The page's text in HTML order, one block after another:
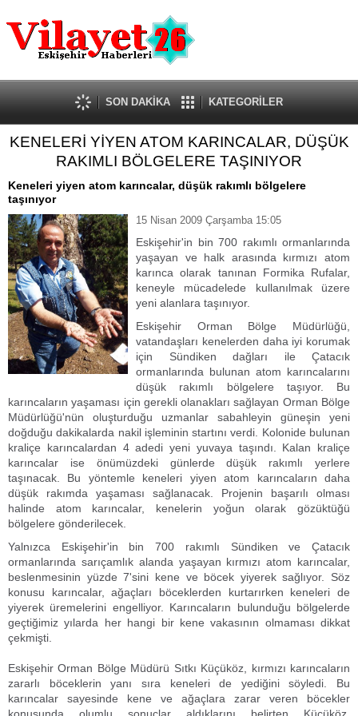
Güncel
Ekonomi
Politika
Eğitim
Spor
Kültür-Sanat
Röportaj
Tanıtım Yazısı
SON DAKİKA KATEGORİLER
KENELERİ YİYEN ATOM KARINCALAR, DÜŞÜK
RAKIMLI BÖLGELERE TAŞINIYOR
Keneleri yiyen atom karıncalar, düşük rakımlı bölgelere
taşınıyor
15 Nisan 2009 Çarşamba 15:05
Eskişehir'in bin 700 rakımlı ormanlarında
yaşayan ve halk arasında kırmızı atom
karınca olarak tanınan Formika Rufalar,
keneyle mücadelede kullanılmak üzere
yeni alanlara taşınıyor.
Eskişehir Orman Bölge Müdürlüğü,
vatandaşları kenelerden daha iyi korumak
için Sündiken dağları ile Çatacık
ormanlarında bulunan atom karıncalarını
düşük rakımlı bölgelere taşıyor. Bu
karıncaların yaşaması için gerekli olanakları sağlayan Orman Bölge
Müdürlüğü'nün oluşturduğu uzmanlar sabahleyin güneşin yeni
doğduğu dakikalarda nakil işleminin startını verdi. Kolonide bulunan
kraliçe karıncalardan 4 adedi yeni yuvaya taşındı. Kalan kraliçe
karıncalar ise önümüzdeki günlerde düşük rakımlı yerlere
taşınacak. Bu yöntemle keneleri yiyen atom karıncaların daha
düşük rakımda yaşaması sağlanacak. Projenin başarılı olması
halinde atom karıncalar, kenelerin yoğun olarak gözüktüğü
bölgelere gönderilecek.
Yalnızca Eskişehir'in bin 700 rakımlı Sündiken ve Çatacık
ormanlarında sarıçamlık alanda yaşayan kırmızı atom karıncalar,
beslenmesinin yüzde 7'sini kene ve böcek yiyerek sağlıyor. Söz
konusu karıncalar, ağaçları böceklerden kurtarırken keneleri de
yiyerek üremelerini engelliyor. Karıncaların bulunduğu bölgelerde
geçtiğimiz yılarda her hangi bir kene vakasının olmaması dikkat
çekmişti.
Eskişehir Orman Bölge Müdürü Sıtkı Küçüköz, kırmızı karıncaların
zararlı böceklerin yanı sıra keneleri de yediğini söyledi. Bu
karıncalar sayesinde kene ve ağaçlara zarar veren böcekler